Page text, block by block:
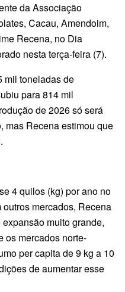
da Associação
Cacau, Amendoim,
Recena, no Dia
nesta terça-feira (7).
mil toneladas de
para 814 mil
de 2026 só será
mas Recena estimou que
4 quilos (kg) por ano no
mercados, Recena
muito grande,
os mercados norte-
per capita de 9 kg a 10
de aumentar esse